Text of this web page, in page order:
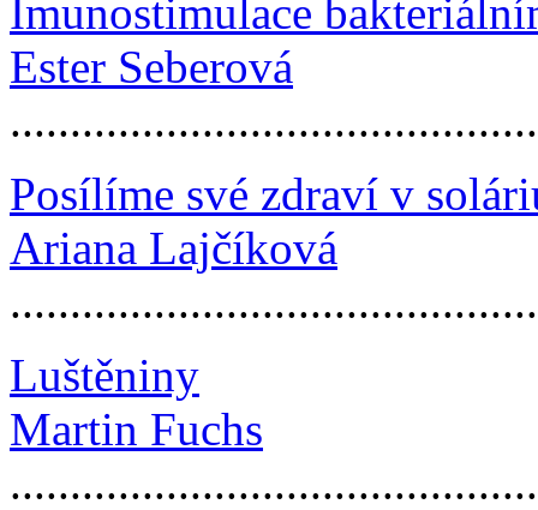
Imunostimulace
Ester Seberová
Posílíme své zdraví v
Ariana Lajčíková
Luštěniny
Martin Fuchs